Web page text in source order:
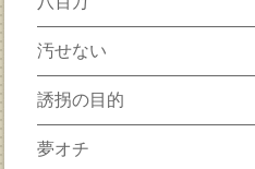
汚せない
誘拐の目的
夢オチ